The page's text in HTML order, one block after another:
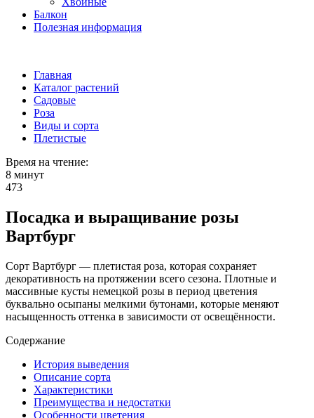
Балкон
Полезная информация
Главная
Каталог растений
Садовые
Роза
Виды и сорта
Плетистые
Время на чтение:
8 минут
473
Посадка и выращивание розы
Вартбург
Сорт Вартбург — плетистая роза, которая сохраняет
декоративность на протяжении всего сезона. Плотные и
массивные кусты немецкой розы в период цветения
буквально осыпаны мелкими бутонами, которые меняют
насыщенность оттенка в зависимости от освещённости.
Содержание
История выведения
Описание сорта
Характеристики
Преимущества и недостатки
Особенности цветения